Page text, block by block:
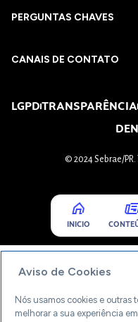
PERGUNTAS CHAVES​
CANAIS DE CONTATO
LGPDTRANSPARÊNCIA
© 2024 Sebrae/
INICIO
Aviso de Cookies
Nós usamos cookies e outras
melhorar a sua experiência